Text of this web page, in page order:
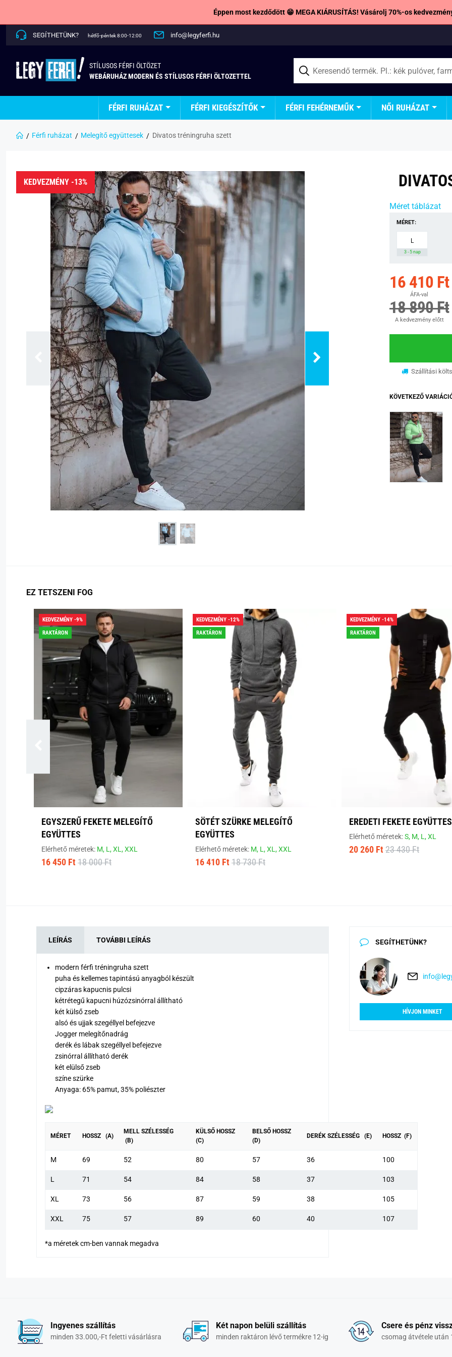
Éppen most kezdődött 😁 MEGA KIÁRUSÍTÁS! Vásárolj 70%-os
SEGÍTHETÜNK? hétfő-péntek 8:00-12:00 info@legyferfi.hu
STÍLUSOS FÉRFI ÖLTÖZET
WEBÁRUHÁZ MODERN ÉS STÍLUSOS FÉRFI ÖLTOZETTEL
FÉRFI RUHÁZAT FÉRFI KIEGÉSZÍTŐK FÉRFI FEHÉRNEMŰK NŐI RUHÁZAT
Férfi ruházat Melegítő együttesek Divatos tréningruha szett
KEDVEZMÉNY -13%
Méret táblázat
MÉRET:
L
3 - 5 nap
16 410 Ft
ÁFA-val
18 890 Ft
A kedvezmény előtt
Szállítási
KÖVETKEZŐ
EZ TETSZENI FOG
KEDVEZMÉNY -9%
RAKTÁRON
EGYSZERŰ FEKETE MELEGÍTŐ
EGYÜTTES
Elérhető méretek: M, L,XL,XXL
16 450 Ft 18 000 Ft
KEDVEZMÉNY -12%
RAKTÁRON
SÖTÉT SZÜRKE MELEGÍTŐ
EGYÜTTES
Elérhető méretek: M, L,XL,XXL
16 410 Ft 18 730 Ft
KEDVEZMÉNY -14%
RAKTÁRON
EREDETI FEKETE EGYÜTTES
Elérhető méretek:S, M, L,XL
20 260 Ft 23 430 Ft
LEÍRÁS TOVÁBBI LEÍRÁS
modern férfi tréningruha szett
puha és kellemes tapintású anyagból készült
cipzáras kapucnis pulcsi
kétrétegű kapucni húzózsinórral állítható
két külső zseb
alsó és ujjak szegéllyel befejezve
Jogger melegítőnadrág
derék és lábak szegéllyel befejezve
zsinórral állítható derék
két elülső zseb
színe szürke
Anyaga: 65% pamut, 35% poliészter
MÉRET HOSSZ (A)
MELL SZÉLESSÉG
(B)
KÜLSŐ HOSSZ
(C)
BELSŐ HOSSZ
(D)
DERÉK SZÉLESSÉG (E) HOSSZ (F)
M 69 52 80 57 36 100
L 71 54 84 58 37 103
XL 73 56 87 59 38 105
XXL 75 57 89 60 40 107
*a méretek cm-ben vannak megadva
SEGÍTHETÜNK?
HÍVJON MINKET
Ingyenes szállítás
minden 33.000,-Ft feletti vásárlásra
Két napon belüli szállítás
minden raktáron lévő termékre 12-ig
Csere és pénz
csomag átvétele után